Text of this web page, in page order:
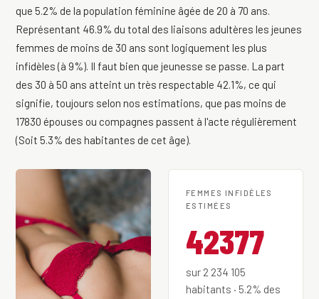
que 5.2% de la population féminine âgée de 20 à 70 ans.
Représentant 46.9% du total des liaisons adultères les jeunes
femmes de moins de 30 ans sont logiquement les plus
infidèles (à 9%). Il faut bien que jeunesse se passe. La part
des 30 à 50 ans atteint un très respectable 42.1%, ce qui
signifie, toujours selon nos estimations, que pas moins de
17830 épouses ou compagnes passent à l'acte régulièrement
(Soit 5.3% des habitantes de cet âge).
FEMMES INFIDÈLES
ESTIMÉES
42377
sur 2 234 105
habitants · 5.2% des